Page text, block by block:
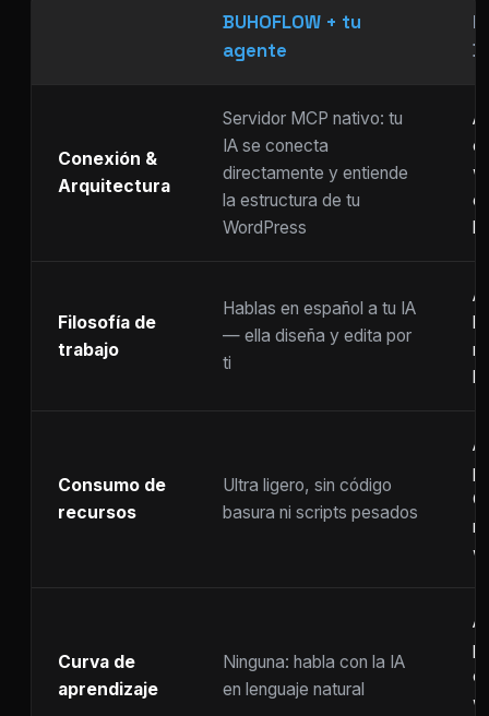
BUHOFLOW + tu
agente
Conexión &
Arquitectura
Servidor MCP nativo: tu
IA se conecta
directamente y entiende
la estructura de tu
WordPress
Filosofía de
trabajo
Hablas en español a tu IA
— ella diseña y edita por
ti
Consumo de
recursos
Ultra ligero, sin código
basura ni scripts pesados
Curva de
aprendizaje
Ninguna: habla con la IA
en lenguaje natural